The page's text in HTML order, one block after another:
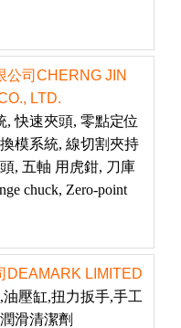
公司CHERNG JIN
LTD.
, 快速夾頭, 零點定位
模系統, 線切割夾持
, 五軸 用虎鉗, 刀庫
chuck, Zero-point
DEAMARK LIMITED
壓缸,扭力扳手,手工
滑清潔劑